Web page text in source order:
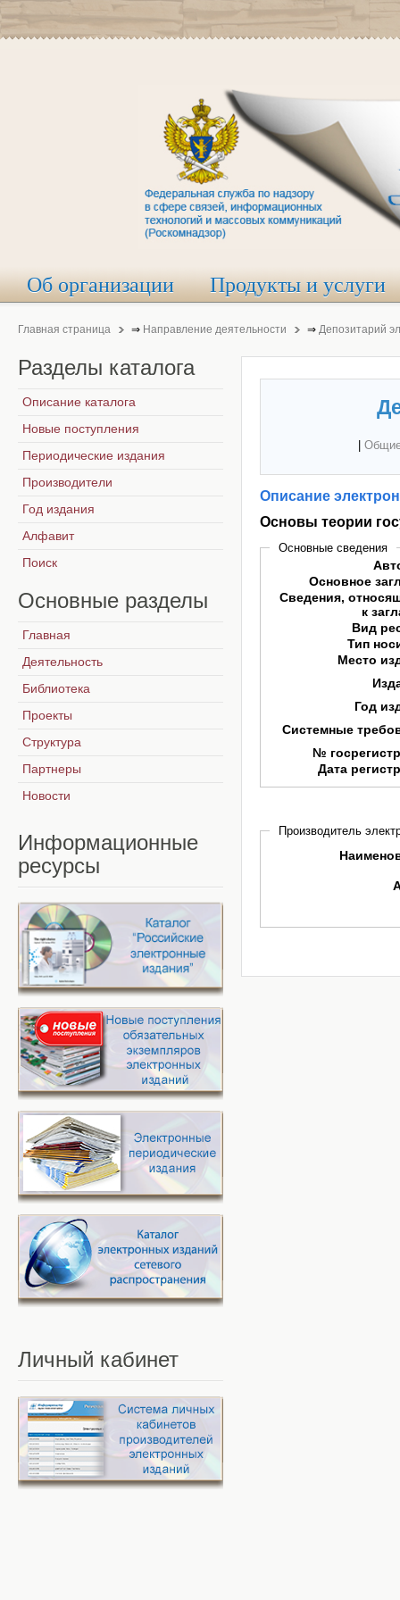
Об организации Продукты и услуги
Главная страница ⇒ Направление деятельности ⇒ Депозитарий
Описание
Основы теории
Основные сведения
Основное
Сведения,
к
Вид
Тип
Место
Год
Системные
№
Дата
Производитель
Разделы каталога
Описание каталога
Новые поступления
Периодические издания
Производители
Год издания
Алфавит
Поиск
Основные разделы
Главная
Деятельность
Библиотека
Проекты
Структура
Партнеры
Новости
Информационные
ресурсы
Личный кабинет